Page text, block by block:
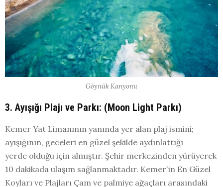
Göynük Kanyonu
3. Ayışığı Plajı ve Parkı: (Moon Light Parkı)
Kemer Yat Limanının yanında yer alan plaj ismini;
ayışığının, geceleri en güzel şekilde aydınlattığı
yerde olduğu için almıştır. Şehir merkezinden yürüyerek
10 dakikada ulaşım sağlanmaktadır. Kemer`in En Güzel
Koyları ve Plajları Çam ve palmiye ağaçları arasındaki